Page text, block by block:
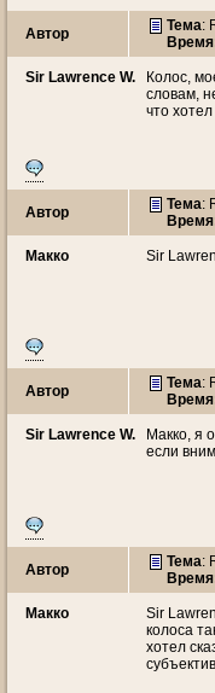
Автор Тема:
Sir Lawrence W.
Колос,
словам,
что
Автор Тема:
Макко Sir
Автор Тема:
Sir Lawrence W.
Макко, я
если
Автор Тема:
Макко
Sir
колоса
хотел